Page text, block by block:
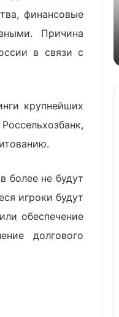
финансовые
Причина
в связи с
крупнейших
более не будут
игроки будут
обеспечение
долгового